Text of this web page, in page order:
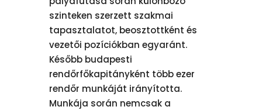
szinteken szerzett szakmai
tapasztalatot, beosztottként és
vezetői pozíciókban egyaránt.
Később budapesti
rendőrfőkapitányként több ezer
rendőr munkáját irányította.
Munkája során nemcsak a